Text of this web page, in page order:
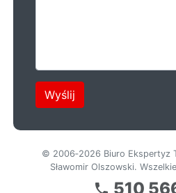
© 2006‑2026 Biuro Ekspertyz
Sławomir Olszowski.
local_phone 510